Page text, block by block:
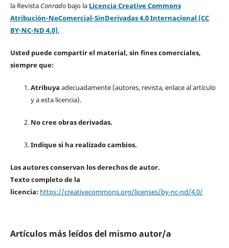
la Revista Conradobajo la Licencia Creative Commons
Atribución-NoComercial-SinDerivadas 4.0 Internacional (CC
BY-NC-ND 4.0).
Usted puede compartir el material, sin fines comerciales,
siempre que:
Atribuya adecuadamente (autores, revista, enlace al artículo
y a esta licencia).
No cree obras derivadas.
Indique si ha realizado cambios.
Los autores conservan los derechos de autor.
Texto completo de la
licencia: https://creativecommons.org/licenses/by-nc-nd/4.0/
Artículos más leídos del mismo autor/a